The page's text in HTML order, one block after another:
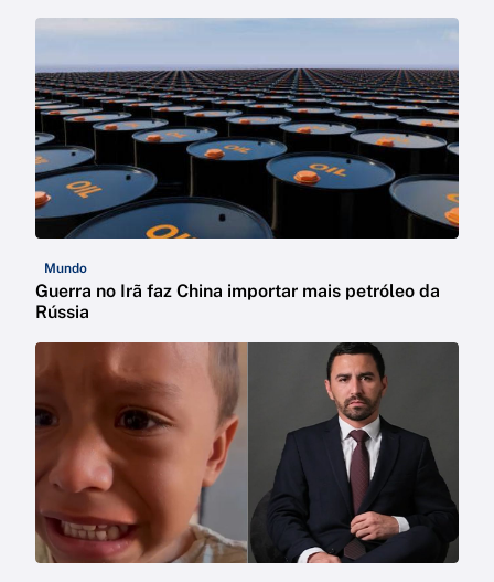
Mundo
Guerra no Irã faz China importar mais petróleo da
Rússia